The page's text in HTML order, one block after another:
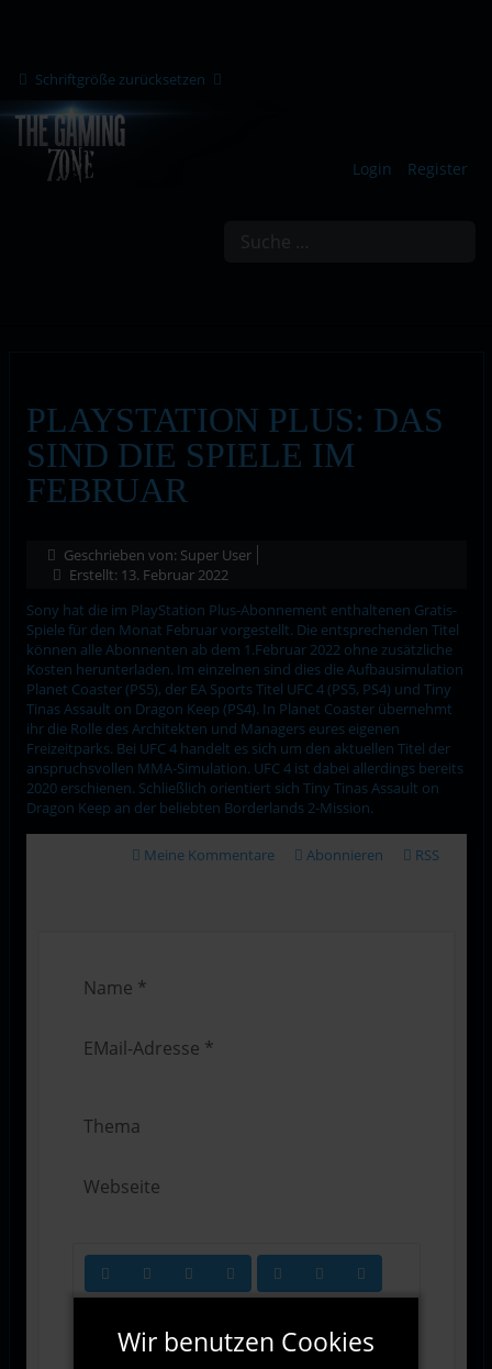
Schriftgröße zurücksetzen
Login Register
PLAYSTATION PLUS: DAS
SIND DIE SPIELE IM
FEBRUAR
Geschrieben von: Super User
Erstellt: 13. Februar 2022
Sony hat die im PlayStation Plus-Abonnement enthaltenen Gratis-
Spiele für den Monat Februar vorgestellt. Die entsprechenden Titel
können alle Abonnenten ab dem 1.Februar 2022 ohne zusätzliche
Kosten herunterladen. Im einzelnen sind dies die Aufbausimulation
Planet Coaster (PS5), der EA Sports Titel UFC 4 (PS5, PS4) und Tiny
Tinas Assault on Dragon Keep (PS4). In Planet Coaster übernehmt
ihr die Rolle des Architekten und Managers eures eigenen
Freizeitparks. Bei UFC 4 handelt es sich um den aktuellen Titel der
anspruchsvollen MMA-Simulation. UFC 4 ist dabei allerdings bereits
2020 erschienen. Schließlich orientiert sich Tiny Tinas Assault on
Dragon Keep an der beliebten Borderlands 2-Mission.
Meine Kommentare Abonnieren RSS
Wir benutzen Cookies